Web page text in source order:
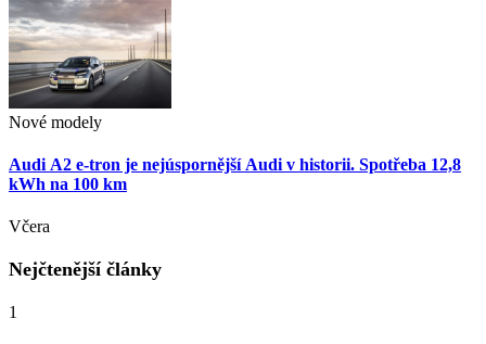
Nové modely
Audi A2 e-tron je nejúspornější Audi v historii. Spotřeba 12,8
kWh na 100 km
Včera
Nejčtenější články
1